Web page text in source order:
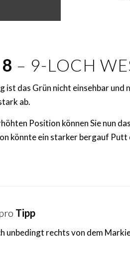
– 9-LOCH
ist das Grün nicht einsehbar und
ab.
Position können Sie nun
könnte ein starker bergauf
Tipp
unbedingt rechts von dem
Mit